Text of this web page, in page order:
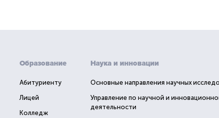
Образование
Абитуриенту
Лицей
Колледж
Наука и инновации
Основные направления научных
Управление по научной и
деятельности